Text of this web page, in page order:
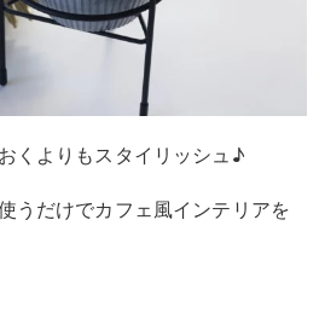
くよりもスタイリッシュ♪
うだけでカフェ風インテリアを